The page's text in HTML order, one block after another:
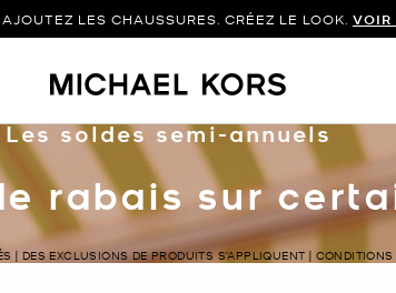
LES CHAUSSURES. CRÉEZ LE LOOK. VOIR
Les soldes semi-annuels
rabais sur
| DES EXCLUSIONS DE PRODUITS S’APPLIQUENT | CONDITIONS